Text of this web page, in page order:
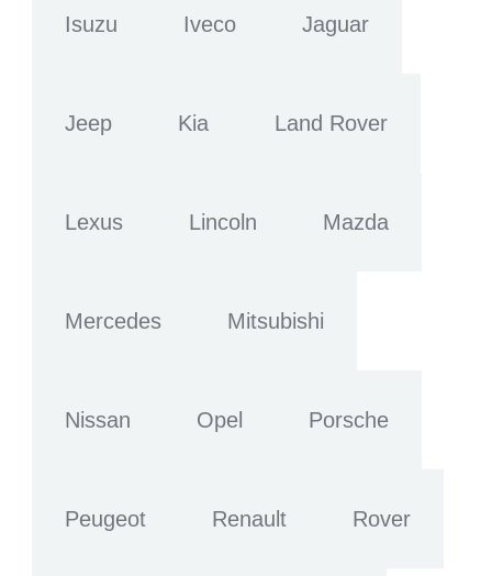
Isuzu Iveco Jaguar
Jeep Kia Land Rover
Lexus Lincoln Mazda
Mercedes Mitsubishi
Nissan Opel Porsche
Peugeot Renault Rover